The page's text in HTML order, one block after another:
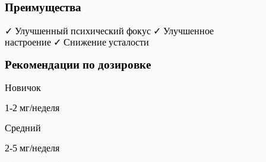
Преимущества
✓ Улучшенный психический фокус ✓ Улучшенное
настроение ✓ Снижение усталости
Рекомендации по дозировке
Новичок
1-2 мг/неделя
Средний
2-5 мг/неделя